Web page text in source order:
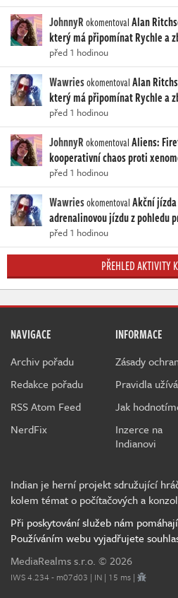
JohnnyRokomentovalAlan
který má připomínat Rychle a
před 1 hodinou
WawriesokomentovalAlan
který má připomínat Rychle a
před 1 hodinou
JohnnyRokomentovalAliens:
kooperativní chaos proti
před 1 hodinou
WawriesokomentovalAkční
adrenalinovou jízdu z pohledu
před 1 hodinou
PŘEHLED AKTIVITY
NAVIGACE
Archiv pořadu
Redakce pořadu
RSS Atom Feed
NerdFix
INFORMACE
Zásady
Pravidla
Jak
Inzerce na
Indianovi
Indian je herní projekt sdružující
kolem témat o počítačových a
Při poskytování služeb nám
Používáním webu vyjadřujete
MediaRealms s.r.o. © 2026
IWS 4.234 - m07d03 | IN | 15 ms |